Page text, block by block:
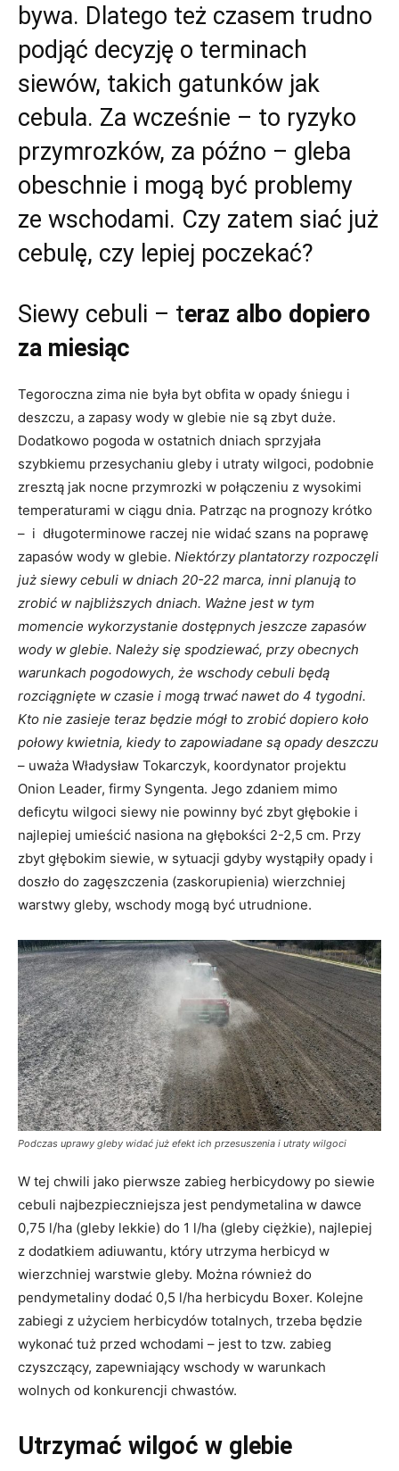
bywa. Dlatego też czasem trudno
podjąć decyzję o terminach
siewów, takich gatunków jak
cebula. Za wcześnie – to ryzyko
przymrozków, za późno – gleba
obeschnie i mogą być problemy
ze wschodami. Czy zatem siać już
cebulę, czy lepiej poczekać?
Siewy cebuli – teraz albo dopiero
za miesiąc
Tegoroczna zima nie była byt obfita w opady śniegu i
deszczu, a zapasy wody w glebie nie są zbyt duże.
Dodatkowo pogoda w ostatnich dniach sprzyjała
szybkiemu przesychaniu gleby i utraty wilgoci, podobnie
zresztą jak nocne przymrozki w połączeniu z wysokimi
temperaturami w ciągu dnia. Patrząc na prognozy krótko
– i długoterminowe raczej nie widać szans na poprawę
zapasów wody w glebie. Niektórzy plantatorzy rozpoczęli
już siewy cebuli w dniach 20-22 marca, inni planują to
zrobić w najbliższych dniach. Ważne jest w tym
momencie wykorzystanie dostępnych jeszcze zapasów
wody w glebie. Należy się spodziewać, przy obecnych
warunkach pogodowych, że wschody cebuli będą
rozciągnięte w czasie i mogą trwać nawet do 4 tygodni.
Kto nie zasieje teraz będzie mógł to zrobić dopiero koło
połowy kwietnia, kiedy to zapowiadane są opady deszczu
– uważa Władysław Tokarczyk, koordynator projektu
Onion Leader, firmy Syngenta. Jego zdaniem mimo
deficytu wilgoci siewy nie powinny być zbyt głębokie i
najlepiej umieścić nasiona na głębokści 2-2,5 cm. Przy
zbyt głębokim siewie, w sytuacji gdyby wystąpiły opady i
doszło do zagęszczenia (zaskorupienia) wierzchniej
warstwy gleby, wschody mogą być utrudnione.
Podczas uprawy gleby widać już efekt ich przesuszenia i utraty wilgoci
W tej chwili jako pierwsze zabieg herbicydowy po siewie
cebuli najbezpieczniejsza jest pendymetalina w dawce
0,75 l/ha (gleby lekkie) do 1 l/ha (gleby ciężkie), najlepiej
z dodatkiem adiuwantu, który utrzyma herbicyd w
wierzchniej warstwie gleby. Można również do
pendymetaliny dodać 0,5 l/ha herbicydu Boxer. Kolejne
zabiegi z użyciem herbicydów totalnych, trzeba będzie
wykonać tuż przed wchodami – jest to tzw. zabieg
czyszczący, zapewniający wschody w warunkach
wolnych od konkurencji chwastów.
Utrzymać wilgoć w glebie